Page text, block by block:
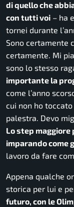
di quello che
con tutti voi – ha
tornei durante
Sono certamente
certamente. Mi
sono lo stesso
importante la
come l’anno
cui non ho
palestra. Devo
Lo step maggiore
imparando come
lavoro da fare
Appena qualche
storica per lui e
futuro, con le